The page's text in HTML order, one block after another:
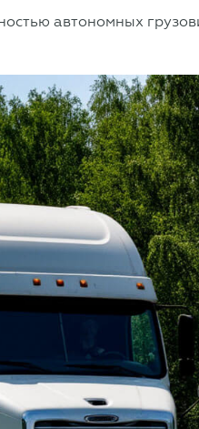
автономных